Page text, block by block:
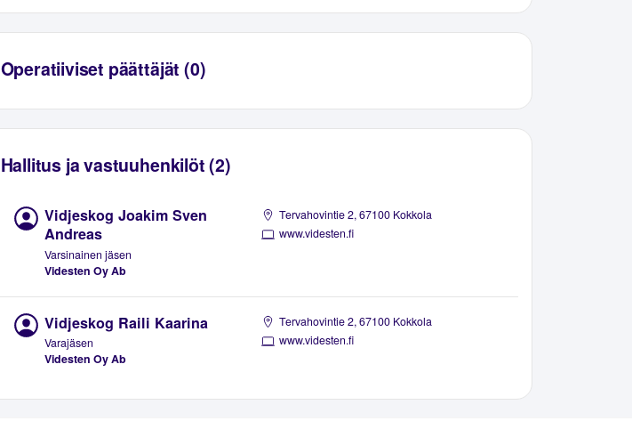
Operatiiviset päättäjät (0)
Hallitus ja vastuuhenkilöt (2)
Vidjeskog Joakim Sven
Andreas
Varsinainen jäsen
Videsten Oy Ab
Tervahovintie 2, 67100 Kokkola
www.videsten.fi
Vidjeskog Raili Kaarina
Varajäsen
Videsten Oy Ab
Tervahovintie 2, 67100 Kokkola
www.videsten.fi